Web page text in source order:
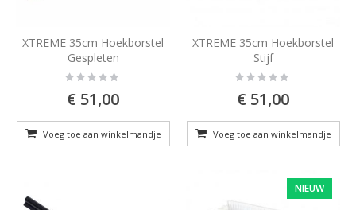
XTREME 35cm Hoekborstel
Gespleten
Rating:
0%
€ 51,00
Voeg toe aan winkelmandje
XTREME 35cm Hoekborstel
Stijf
Rating:
0%
€ 51,00
Voeg toe aan winkelmandje
NIEUW